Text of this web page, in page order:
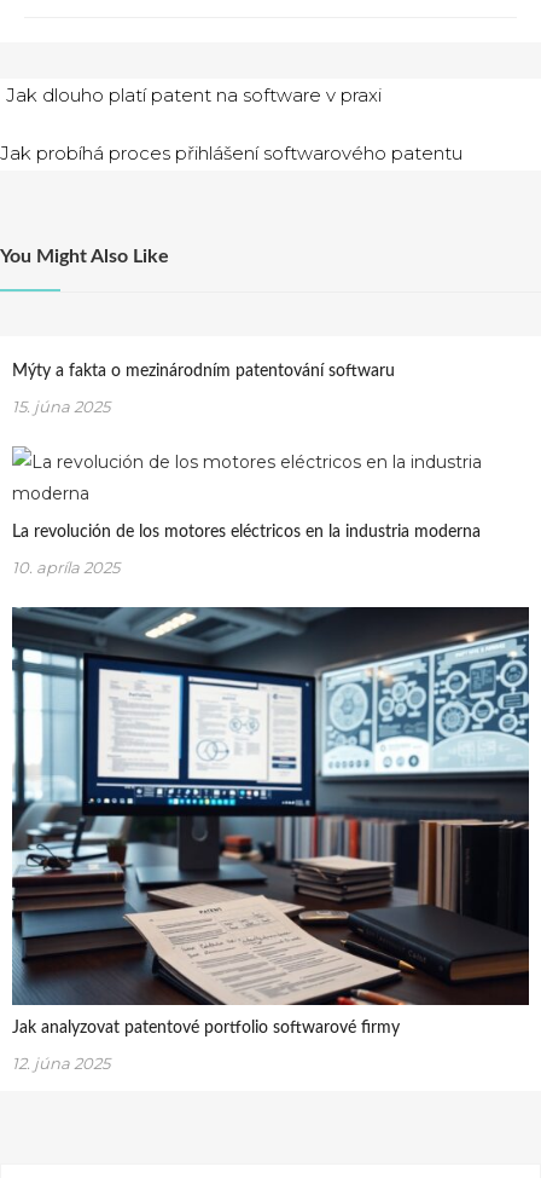
Navigácia
článku
Jak dlouho platí patent na software v praxi
Jak probíhá proces přihlášení softwarového patentu
You Might Also Like
Mýty a fakta o mezinárodním patentování softwaru
15. júna 2025
La revolución de los motores eléctricos en la industria moderna
10. apríla 2025
Jak analyzovat patentové portfolio softwarové firmy
12. júna 2025